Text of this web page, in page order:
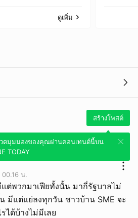
ดูเพิ่ม
สร้างโพสต์
ตมุมมองของคุณผ่านคอนเทนต์นี้บน
TODAY
00.16 น.
ต่พวกมาเฟียทั้งนั้น มากี่รัฐบาลไม่
มีแต่แย่ลงทุกวัน ชาวบ้าน SME จะ
ได้บ้างไม่มีเลย